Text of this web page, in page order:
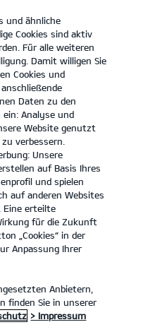
KONTAKT
und ähnliche
Cookies sind aktiv
Für alle weiteren
Damit willigen Sie
Cookies und
Daten zu den
Analyse und
Website genutzt
verbessern.
Unsere
auf Basis Ihres
und spielen
auf anderen Websites
Eine erteilte
für die Zukunft
„Cookies“ in der
Anpassung Ihrer
Anbietern,
finden Sie in unserer
> Impressum